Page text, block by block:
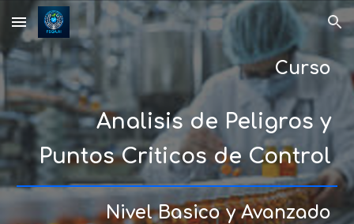
Skip to main content Skip to navigation
Curso
Analisis de Peligros y
Puntos Criticos de Control
Nivel Basico y Avanzado